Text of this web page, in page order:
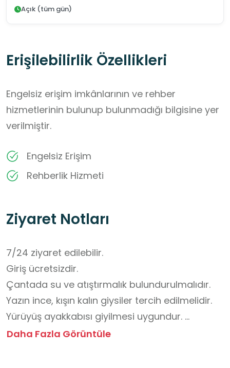
Açık (tüm gün)
Erişilebilirlik Özellikleri
Engelsiz erişim imkânlarının ve rehber
hizmetlerinin bulunup bulunmadığı bilgisine yer
verilmiştir.
Engelsiz Erişim
Rehberlik Hizmeti
Ziyaret Notları
7/24 ziyaret edilebilir.
Giriş ücretsizdir.
Çantada su ve atıştırmalık bulundurulmalıdır.
Yazın ince, kışın kalın giysiler tercih edilmelidir.
Yürüyüş ayakkabısı giyilmesi uygundur.
Mevsime göre şapka, bere, eldiven ve şemsiye
Daha Fazla Görüntüle